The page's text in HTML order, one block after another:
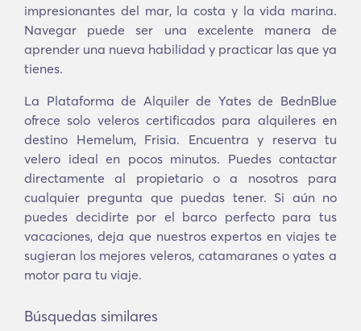
impresionantes del mar, la costa y la vida marina.
Navegar puede ser una excelente manera de
aprender una nueva habilidad y practicar las que ya
tienes.
La Plataforma de Alquiler de Yates de BednBlue
ofrece solo veleros certificados para alquileres en
destino Hemelum, Frisia. Encuentra y reserva tu
velero ideal en pocos minutos. Puedes contactar
directamente al propietario o a nosotros para
cualquier pregunta que puedas tener. Si aún no
puedes decidirte por el barco perfecto para tus
vacaciones, deja que nuestros expertos en viajes te
sugieran los mejores veleros, catamaranes o yates a
motor para tu viaje.
Búsquedas similares